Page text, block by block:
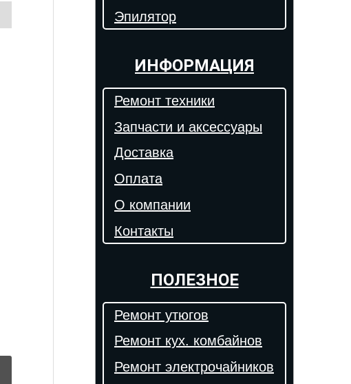
Эпилятор
ИНФОРМАЦИЯ
Ремонт техники
Запчасти и аксессуары
Доставка
Оплата
О компании
Контакты
ПОЛЕЗНОЕ
Ремонт утюгов
Ремонт кух. комбайнов
Ремонт электрочайников